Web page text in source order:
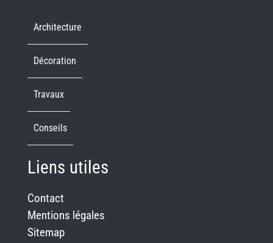
Architecture
Décoration
Travaux
Conseils
Liens utiles
Contact
Mentions légales
Sitemap